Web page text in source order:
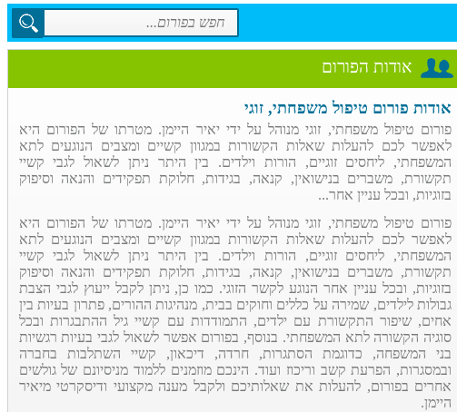
אודות הפורום
אודות פורום טיפול משפחתי, זוגי
פורום טיפול משפחתי, זוגי מנוהל על ידי יאיר היימן. מטרתו של הפורום היא
לאפשר לכם להעלות שאלות הקשורות במגוון קשיים ומצבים הנוגעים לתא
המשפחתי, ליחסים זוגיים, הורות וילדים. בין היתר ניתן לשאול לגבי קשיי
תקשורת, משברים בנישואין, קנאה, בגידות, חלוקת תפקידים והנאה וסיפוק
בזוגיות, ובכל עניין אחר...
פורום טיפול משפחתי, זוגי מנוהל על ידי יאיר היימן. מטרתו של הפורום היא
לאפשר לכם להעלות שאלות הקשורות במגוון קשיים ומצבים הנוגעים לתא
המשפחתי, ליחסים זוגיים, הורות וילדים. בין היתר ניתן לשאול לגבי קשיי
תקשורת, משברים בנישואין, קנאה, בגידות, חלוקת תפקידים והנאה וסיפוק
בזוגיות, ובכל עניין אחר הנוגע לקשר הזוגי. כמו כן, ניתן לקבל ייעוץ לגבי הצבת
גבולות לילדים, שמירה על כללים וחוקים בבית, מנהיגות ההורים, פתרון בעיות בין
אחים, שיפור התקשורת עם ילדים, התמודדות עם קשיי גיל ההתבגרות ובכל
סוגיה הקשורה לתא המשפחתי. בנוסף, בפורום אפשר לשאול לגבי בעיות רגשיות
בני המשפחה, כדוגמת הסתגרות, חרדה, דיכאון, קשיי השתלבות בחברה
ובמסגרות, הפרעת קשב וריכוז ועוד. הינכם מוזמנים ללמוד מניסיונם של גולשים
אחרים בפורום, להעלות את שאלותיכם ולקבל מענה מקצועי ודיסקרטי מיאיר
היימן.